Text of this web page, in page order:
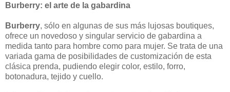
Burberry: el arte de la gabardina
Burberry, sólo en algunas de sus más lujosas boutiques,
ofrece un novedoso y singular servicio de gabardina a
medida tanto para hombre como para mujer. Se trata de una
variada gama de posibilidades de customización de esta
clásica prenda, pudiendo elegir color, estilo, forro,
botonadura, tejido y cuello.